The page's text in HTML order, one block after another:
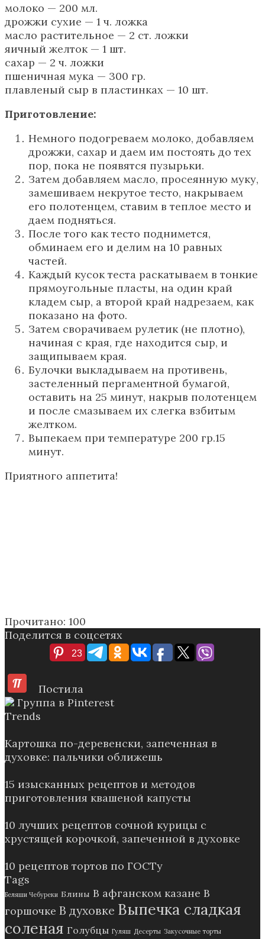
молоко — 200 мл.
дрожжи сухие — 1 ч. ложка
масло растительное — 2 ст. ложки
яичный желток — 1 шт.
сахар — 2 ч. ложки
пшеничная мука — 300 гр.
плавленый сыр в пластинках — 10 шт.
Приготовление:
Немного подогреваем молоко, добавляем
дрожжи, сахар и даем им постоять до тех
пор, пока не появятся пузырьки.
Затем добавляем масло, просеянную муку,
замешиваем некрутое тесто, накрываем
его полотенцем, ставим в теплое место и
даем подняться.
После того как тесто поднимется,
обминаем его и делим на 10 равных
частей.
Каждый кусок теста раскатываем в тонкие
прямоугольные пласты, на один край
кладем сыр, а второй край надрезаем, как
показано на фото.
Затем сворачиваем рулетик (не плотно),
начиная с края, где находится сыр, и
защипываем края.
Булочки выкладываем на противень,
застеленный пергаментной бумагой,
оставить на 25 минут, накрыв полотенцем
и после смазываем их слегка взбитым
желтком.
Выпекаем при температуре 200 гр.15
минут.
Приятного аппетита!
Прочитано: 100
Поделится в соцсетях
23
Постила
Группа в Pinterest
Trends
Картошка по-деревенски, запеченная в
духовке: пальчики оближешь
15 изысканных рецептов и методов
приготовления квашеной капусты
10 лучших рецептов сочной курицы с
хрустящей корочкой, запеченной в духовке
10 рецептов тортов по ГОСТу
Tags
Беляши Чебуреки Блины В афганском казане В
горшочке В духовке Выпечка сладкая
соленая Голубцы Гуляш Десерты Закусочные торты